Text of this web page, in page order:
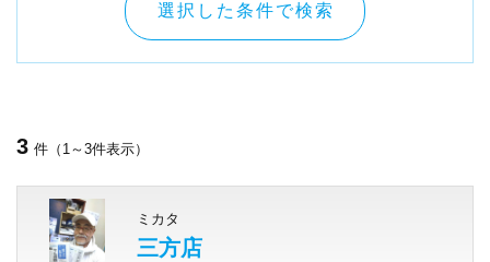
選択した条件で検索
3 件（1～3件表示）
ミカタ
三方店